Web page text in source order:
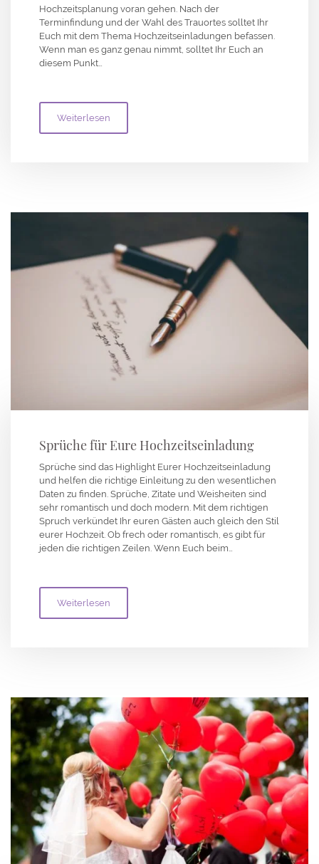
Hochzeitsplanung voran gehen. Nach der
Terminfindung und der Wahl des Trauortes solltet Ihr
Euch mit dem Thema Hochzeitseinladungen befassen.
Wenn man es ganz genau nimmt, solltet Ihr Euch an
diesem Punkt…
Weiterlesen
Sprüche für Eure Hochzeitseinladung
Sprüche sind das Highlight Eurer Hochzeitseinladung
und helfen die richtige Einleitung zu den wesentlichen
Daten zu finden. Sprüche, Zitate und Weisheiten sind
sehr romantisch und doch modern. Mit dem richtigen
Spruch verkündet Ihr euren Gästen auch gleich den Stil
eurer Hochzeit. Ob frech oder romantisch, es gibt für
jeden die richtigen Zeilen. Wenn Euch beim…
Weiterlesen